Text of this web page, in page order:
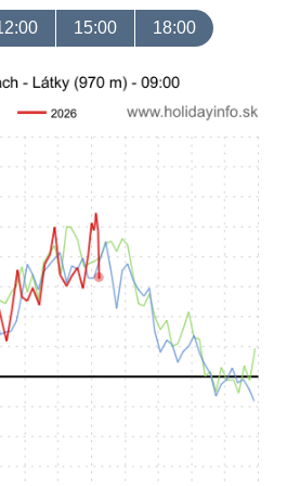
15:00 18:00